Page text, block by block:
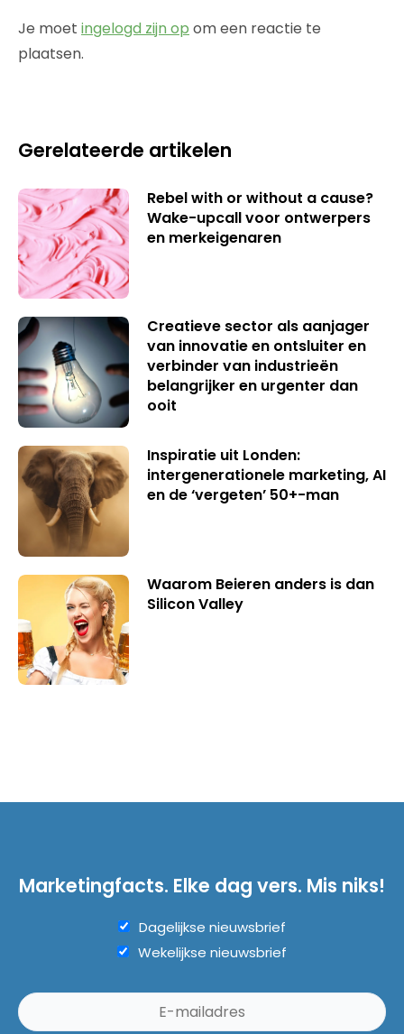
Je moet ingelogd zijn op om een reactie te
plaatsen.
Gerelateerde artikelen
Rebel with or without a cause?
Wake-upcall voor ontwerpers
en merkeigenaren
Creatieve sector als aanjager
van innovatie en ontsluiter en
verbinder van industrieën
belangrijker en urgenter dan
ooit
Inspiratie uit Londen:
intergenerationele marketing, AI
en de ‘vergeten’ 50+-man
Waarom Beieren anders is dan
Silicon Valley
Marketingfacts. Elke dag vers. Mis niks!
Dagelijkse nieuwsbrief
Wekelijkse nieuwsbrief